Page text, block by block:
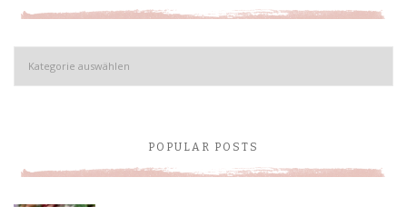
Kategorien
POPULAR POSTS